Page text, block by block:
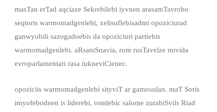
masTan erTad aqciaze Sekrebilebi iyvnen arasamTavrobo
seqtoris warmomadgenlebi, xelisuflebisadmi opoziciurad
ganwyobili sazogadoebis da opoziciuri partiebis
warmomadgenlebi. aRsaniSnavia, rom rusTavelze mivida
evroparlamentari rasa iukneviCienec.
opoziciis warmomadgenlebi sityviT ar gamosulan. maT Soris
imyofebodnen is liderebi, romlebic salome zurabiSvils Riad